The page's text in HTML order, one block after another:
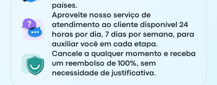
países.
Aproveite nosso serviço de
atendimento ao cliente disponível 24
horas por dia, 7 dias por semana, para
auxiliar você em cada etapa.
Cancele a qualquer momento e receba
um reembolso de 100%, sem
necessidade de justificativa.